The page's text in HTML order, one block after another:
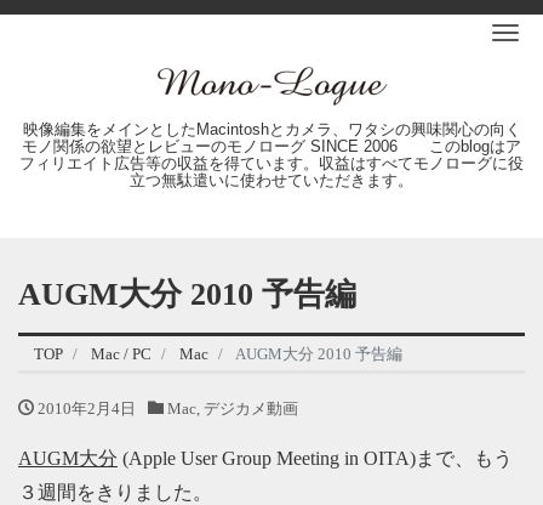
映像編集をメインとしたMacintoshとカメラ、ワタシの興味関心の向く
モノ関係の欲望とレビューのモノローグ SINCE 2006 このblogはア
フィリエイト広告等の収益を得ています。収益はすべてモノローグに役
立つ無駄遣いに使わせていただきます。
AUGM大分 2010 予告編
TOP Mac / PC Mac AUGM大分 2010 予告編
2010年2月4日 Mac, デジカメ動画
AUGM大分 (Apple User Group Meeting in OITA)まで、もう
３週間をきりました。